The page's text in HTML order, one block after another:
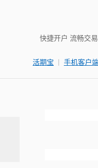
快捷开户 流畅交易
活期宝 | 手机客户